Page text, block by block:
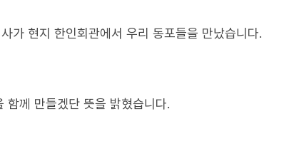
가 현지 한인회관에서 우리 동포들을 만났습니다.
함께 만들겠단 뜻을 밝혔습니다.